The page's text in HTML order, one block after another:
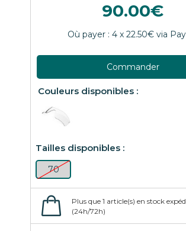
90.00
Commander
70